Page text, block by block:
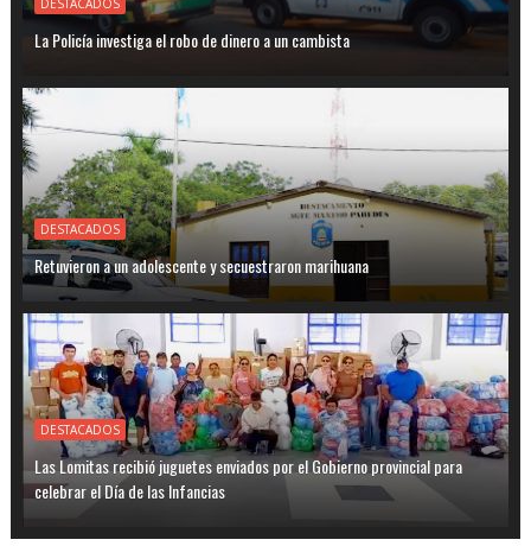
DESTACADOS
La Policía investiga el robo de dinero a un cambista
DESTACADOS
Retuvieron a un adolescente y secuestraron marihuana
DESTACADOS
Las Lomitas recibió juguetes enviados por el Gobierno provincial para
celebrar el Día de las Infancias